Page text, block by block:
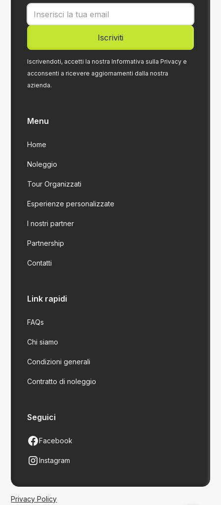
Iscrivendoti, accetti la nostra Informativa sulla Privacy e
acconsenti a ricevere aggiornamenti dalla nostra
azienda.
Menu
Home
Noleggio
Tour Organizzati
Esperienze personalizzate
I nostri partner
Partnership
Contatti
Link rapidi
FAQs
Chi siamo
Condizioni generali
Contratto di noleggio
Seguici
Facebook
Instagram
Privacy Policy